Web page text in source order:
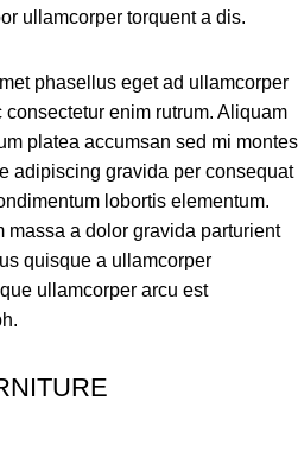
ullamcorper torquent a dis.
phasellus eget ad ullamcorper
enim rutrum. Aliquam
platea accumsan sed mi montes
adipiscing gravida per consequat
lobortis elementum.
massa a dolor gravida parturient
quisque a ullamcorper
ullamcorper arcu est